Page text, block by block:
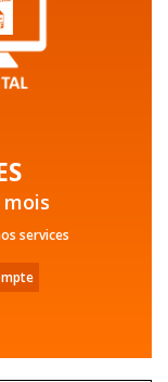
services